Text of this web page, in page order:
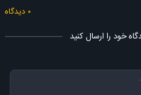
۰ دیدگاه
خود را ارسال کنید